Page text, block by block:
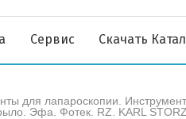
Сервис Скачать
для лапароскопии.
Эфа. Фотек. RZ. KARL STORZ.